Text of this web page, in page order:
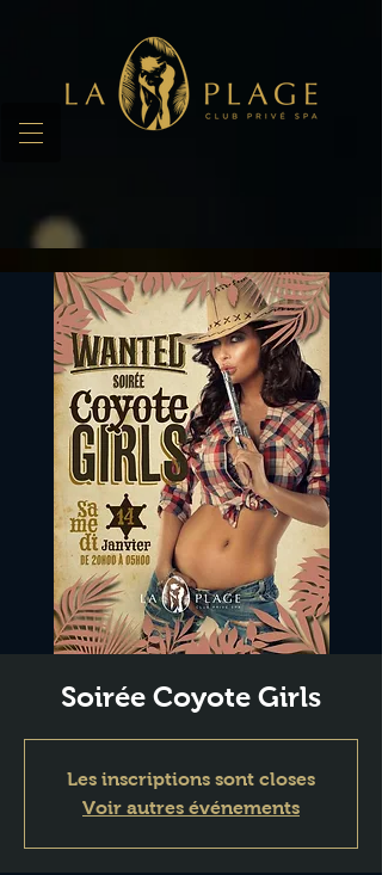
Soirée Coyote Girls
Les inscriptions sont closes
Voir autres événements